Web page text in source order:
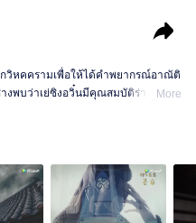
กวิหคครามเพื่อให้ได้คำพยากรณ์อาณัติ
งพบว่าเย่ซิงอวิ๋นมีคุณสมบัติร่างกายMore